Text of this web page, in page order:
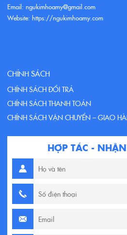
Email: ngukimhoamy@gmail.com
Website: https://ngukimhoamy.com
CHÍNH SÁCH
CHÍNH SÁCH ĐỔI TRẢ
CHÍNH SÁCH THANH TOÁN
CHÍNH SÁCH VẬN CHUYỂN – GIAO
HỢP TÁC -